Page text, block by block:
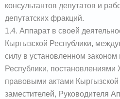
консультантов депутатов и
депутатских фракций.
1.4. Аппарат в своей
Кыргызской Республики,
силу в установленном
Республики,
правовыми актами
заместителей, Руководителя